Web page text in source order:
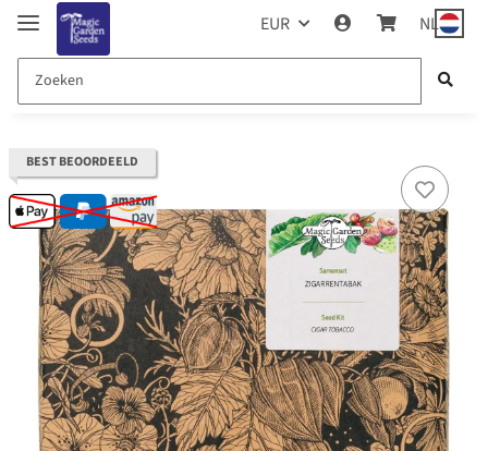
EUR NL
BEST BEOORDEELD